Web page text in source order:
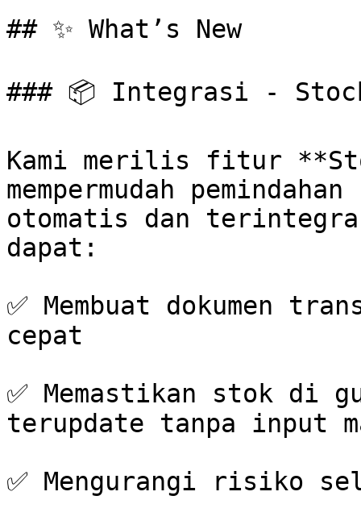
## ✨ What’s New
### 📦 Integrasi -
Kami merilis fitur
mempermudah
otomatis dan
dapat:
✅ Membuat dokumen
cepat
✅ Memastikan stok di
terupdate tanpa input
✅ Mengurangi risiko